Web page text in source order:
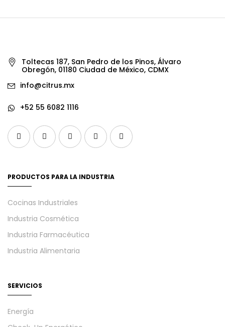
Toltecas 187, San Pedro de los Pinos, Álvaro
Obregón, 01180 Ciudad de México, CDMX
info@citrus.mx
+52 55 6082 1116
PRODUCTOS PARA LA INDUSTRIA
Cocinas Industriales
Industria Cosmética
Industria Farmacéutica
Industria Alimentaria
SERVICIOS
Energía